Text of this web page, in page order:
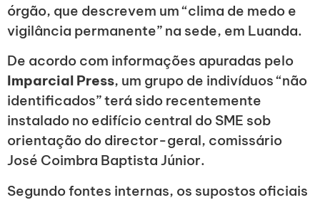
órgão, que descrevem um “clima de medo e
vigilância permanente” na sede, em Luanda.
De acordo com informações apuradas pelo
Imparcial Press, um grupo de indivíduos “não
identificados” terá sido recentemente
instalado no edifício central do SME sob
orientação do director-geral, comissário
José Coimbra Baptista Júnior.
Segundo fontes internas, os supostos oficiais